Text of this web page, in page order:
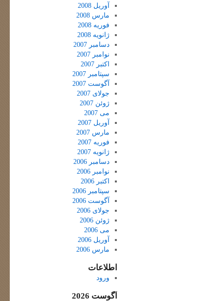
آوریل 2008
مارس 2008
فوریه 2008
ژانویه 2008
دسامبر 2007
نوامبر 2007
اکتبر 2007
سپتامبر 2007
آگوست 2007
جولای 2007
ژوئن 2007
می 2007
آوریل 2007
مارس 2007
فوریه 2007
ژانویه 2007
دسامبر 2006
نوامبر 2006
اکتبر 2006
سپتامبر 2006
آگوست 2006
جولای 2006
ژوئن 2006
می 2006
آوریل 2006
مارس 2006
اطلاعات
ورود
آگوست 2026